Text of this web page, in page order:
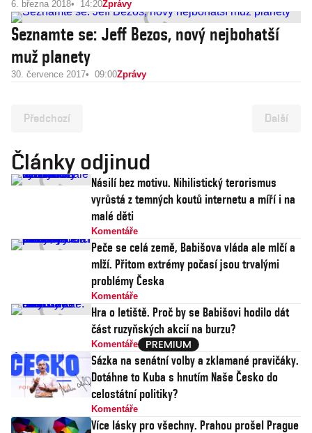
6. března 2018 14:20Zprávy
Seznamte se: Jeff Bezos, nový nejbohatší
muž planety
30. července 2017 09:00Zprávy
Předchozí Další
Články odjinud
Násilí bez motivu. Nihilistický terorismus
vyrůstá z temných koutů internetu a míří i na
malé děti
Komentáře
Peče se celá země, Babišova vláda ale mlčí a
mlží. Přitom extrémy počasí jsou trvalými
problémy Česka
Komentáře
Hra o letiště. Proč by se Babišovi hodilo dát
část ruzyňských akcií na burzu?
Komentáře
Sázka na senátní volby a zklamané pravičáky.
Dotáhne to Kuba s hnutím Naše Česko do
celostátní politiky?
Komentáře
Více lásky pro všechny. Prahou prošel Prague